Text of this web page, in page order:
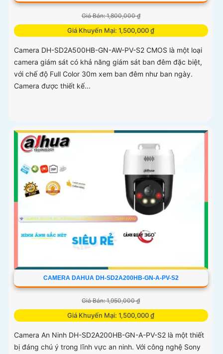
Giá Bán: 1,800,000 ₫
Giá Khuyến Mại: 1,500,000 ₫
Camera DH-SD2A500HB-GN-AW-PV-S2 CMOS là một loại
camera giám sát có khả năng giám sát ban đêm đặc biệt,
với chế độ Full Color 30m xem ban đêm như ban ngày.
Camera được thiết kế...
CAMERA DAHUA DH-SD2A200HB-GN-A-PV-S2
Giá Bán: 1,950,000 ₫
Giá Khuyến Mại: 1,500,000 ₫
Camera An Ninh DH-SD2A200HB-GN-A-PV-S2 là một thiết
bị đáng chú ý trong lĩnh vực an ninh. Với công nghệ Sony